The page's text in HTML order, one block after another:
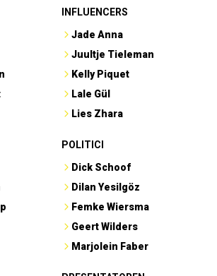
INFLUENCERS
Jade Anna
Juultje Tieleman
Kelly Piquet
Lale Gül
Lies Zhara
POLITICI
Dick Schoof
Dilan Yesilgöz
Femke Wiersma
Geert Wilders
Marjolein Faber